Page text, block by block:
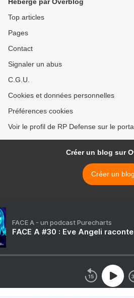
Top articles
Pages
Contact
Signaler un abus
C.G.U.
Cookies et données personnelles
Préférences cookies
Voir le profil de RP Defense sur le
Créer un blog sur
Créer un blog
FACE A - un podcast Purecharts
FACE A #30 : Eve Angeli